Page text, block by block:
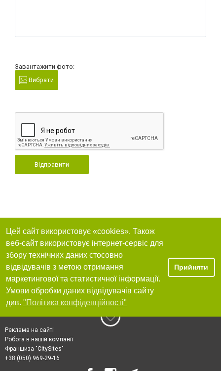
Завантажити фото:
Вибрати
Відправити
Цей сайт використовує «cookies». Також
веб-сайт використовує інтернет-сервіс для
збору технічних даних стосовно
відвідувачів з метою отримання
маркетингової та статистичної інформації.
Умови обробки даних відвідувачів сайту
див. "Політика конфіденційності"
Прийняти
Реклама на сайті
Робота в нашій компанії
Франшиза "CitySites"
+38 (050) 969-29-16